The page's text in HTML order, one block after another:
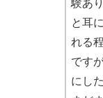
験あ
と耳
れる
です
にし